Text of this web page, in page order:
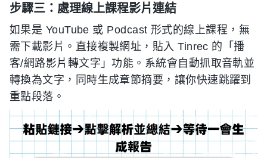
步驟三：處理線上課程影片連結
如果是 YouTube 或 Podcast 形式的線上課程，無
需下載影片。直接複製網址，貼入 Tinrec 的「播
客/網路影片轉文字」功能。系統會自動抓取音軌並
轉換為文字，同時生成章節摘要，讓你快速跳躍到
重點段落。